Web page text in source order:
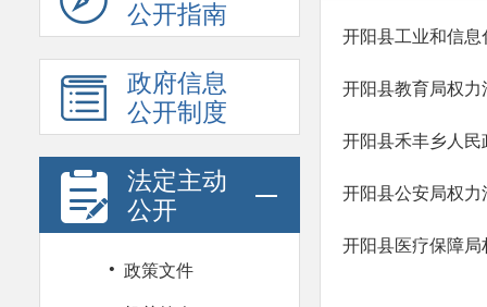
公开指南
政府信息
公开制度
法定主动
公开
· 政策文件
开阳县工业和信息
开阳县教育局权力
开阳县禾丰乡人民
开阳县公安局权力
开阳县医疗保障局